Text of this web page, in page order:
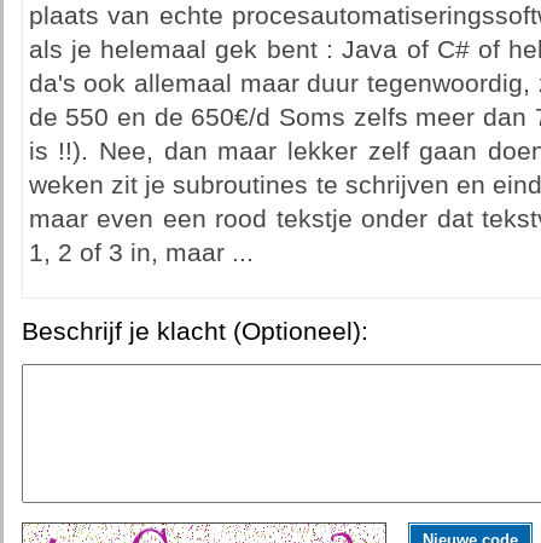
plaats van echte
als je helemaal gek bent : Java of C# of
da's ook allemaal maar duur
de 550 en de 650€/d Soms zelfs meer dan
is !!). Nee, dan maar lekker zelf gaan
weken zit je subroutines te schrijven en
maar even een rood tekstje onder dat
1, 2 of 3 in, maar ...
Beschrijf je klacht (Optioneel):